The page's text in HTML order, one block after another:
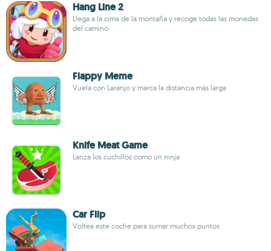
Hang Line 2
Llega a la cima de la montaña y recoge todas las monedas
del camino
Flappy Meme
Vuela con Laranjo y marca la distancia más larga
Knife Meat Game
Lanza los cuchillos como un ninja
Car Flip
Voltea este coche para sumar muchos puntos